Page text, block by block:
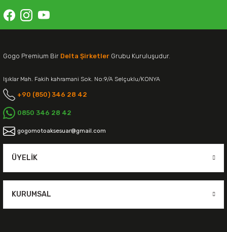
Gogo Premium Bir Delta Şirketler Grubu Kuruluşudur.
Işıklar Mah. Fakih kahramani Sok. No:9/A Selçuklu/KONYA
+90 (850) 346 28 42
0850 346 28 42
gogomotoaksesuar@gmail.com
ÜYELIK
KURUMSAL